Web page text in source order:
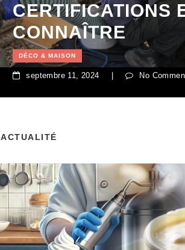
CERTIFICATIONS
CONNAÎTRE
DÉCO & MAISON
septembre 11, 2024 No
ACTUALITÉ